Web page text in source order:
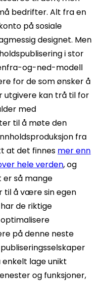
bedrifter. Alt fra en
på sosiale
designet. Men
i stor
og-ned-modell
for de som ønsker å
utgivere kan trå til for
med
til å møte den
fra
at det finnes mer enn
hele verden, og
er så mange
til å være sin egen
de riktige
på denne neste
lage unikt
og funksjoner,